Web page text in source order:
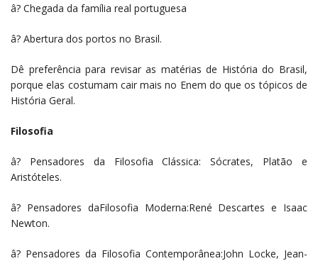
â? Chegada da família real portuguesa
â? Abertura dos portos no Brasil.
Dê preferência para revisar as matérias de História do Brasil,
porque elas costumam cair mais no Enem do que os tópicos de
História Geral.
Filosofia
â? Pensadores da Filosofia Clássica: Sócrates, Platão e
Aristóteles.
â? Pensadores daFilosofia Moderna:René Descartes e Isaac
Newton.
â? Pensadores da Filosofia Contemporânea:John Locke, Jean-